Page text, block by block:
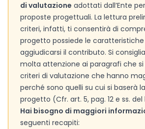
di valutazione adottati dall’Ente
proposte progettuali. La lettura
criteri, infatti, ti consentirà di
progetto possiede le
aggiudicarsi il contributo. Si
molta attenzione ai paragrafi che
criteri di valutazione che hanno
perché sono quelli su cui si baserà
progetto (Cfr. art. 5, pag. 12 e ss.
Hai bisogno di maggiori
seguenti recapiti: